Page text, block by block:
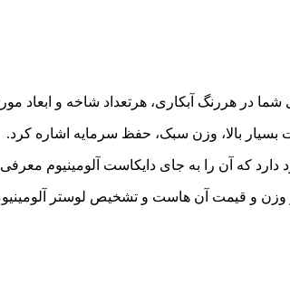
بسیار بالا، وزن سبک، حفظ سرمایه اشاره کرد.
دارد که آن را به جای دایکاست آلومینیوم معرفی
و قیمت آن هاست و تشخیص لوستر